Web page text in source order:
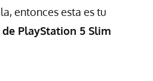
entonces esta es tu
PlayStation 5 Slim